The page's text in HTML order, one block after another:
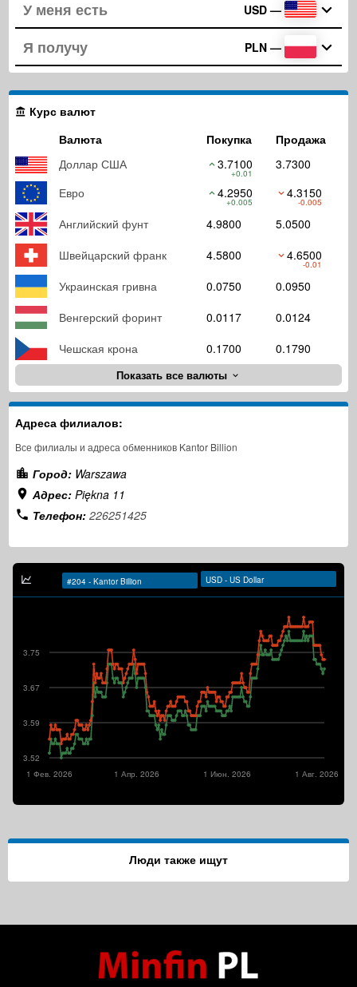
USD —
PLN —
Курс валют
Валюта
Покупка
Продажа
Доллар США
3.7100
+0.01
3.7300
Евро
4.2950
+0.005
4.3150
-0.005
Английский фунт 4.9800
5.0500
Швейцарский франк
4.5800 4.6500
-0.01
Украинская гривна 0.0750
0.0950
Венгерский форинт
0.0117
0.0124
Чешская крона
0.1700 0.1790
Показать все валюты
Адреса филиалов:
Все филиалы и адреса обменников Kantor Billion
Город: Warszawa
Адрес: Piękna 11
Телефон: 226251425
3.52
3.59
3.67
3.75
1 Авг. 2026
1 Июн. 2026
1 Апр. 2026
1 Фев. 2026
Люди также ищут